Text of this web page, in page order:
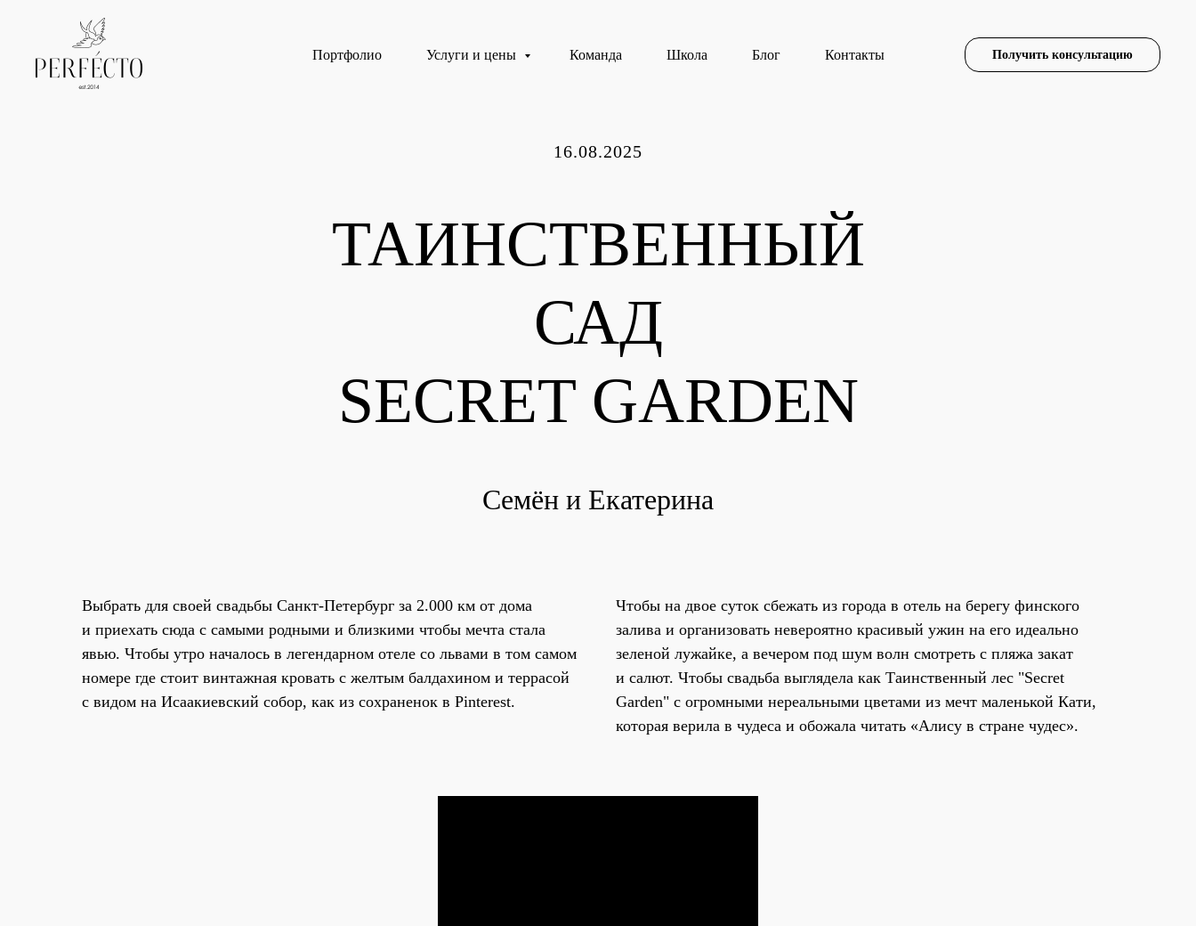
Портфолио Услуги и цены Команда Школа Блог Контакты Получить консультацию
16.08.2025
ТАИНСТВЕННЫЙ
САД
SECRET GARDEN
Семён и Екатерина
Выбрать для своей свадьбы Санкт-Петербург за 2.000 км от дома
и приехать сюда с самыми родными и близкими чтобы мечта стала
явью. Чтобы утро началось в легендарном отеле со львами в том самом
номере где стоит винтажная кровать с желтым балдахином и террасой
с видом на Исаакиевский собор, как из сохраненок в Pinterest.
Чтобы на двое суток сбежать из города в отель на берегу финского
залива и организовать невероятно красивый ужин на его идеально
зеленой лужайке, а вечером под шум волн смотреть с пляжа закат
и салют. Чтобы свадьба выглядела как Таинственный лес "Secret
Garden" с огромными нереальными цветами из мечт маленькой Кати,
которая верила в чудеса и обожала читать «Алису в стране чудес».